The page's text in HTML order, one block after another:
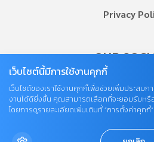
Privacy
OUR
เว็บไซต์นี้มีการใช้งานคุกกี้
เว็บไซต์ของเราใช้งานคุกกี้เพื่อช่วยเพิ่มประสบก
งานได้ดียิ่งขึ้น คุณสามารถเลือกที่จะยอมรับหรื
โดยการดูรายละเอียดเพิ่มเติมที่ “การตั้งค่าคุกกี้”